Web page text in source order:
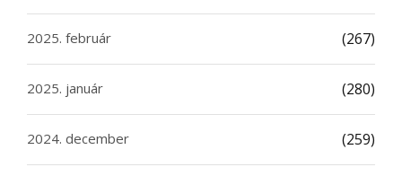
2025. február (267)
2025. január (280)
2024. december (259)